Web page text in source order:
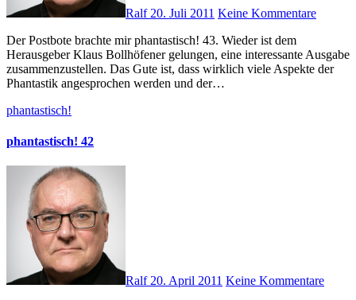
Ralf 20. Juli 2011 Keine Kommentare
Der Postbote brachte mir phantastisch! 43. Wieder ist dem
Herausgeber Klaus Bollhöfener gelungen, eine interessante Ausgabe
zusammenzustellen. Das Gute ist, dass wirklich viele Aspekte der
Phantastik angesprochen werden und der…
phantastisch!
phantastisch! 42
Ralf20. April 2011 Keine Kommentare